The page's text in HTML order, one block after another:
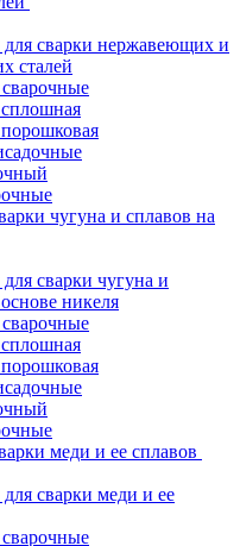
сварки нержавеющих и
сталей
чугуна и сплавов на
сварки чугуна и
никеля
меди и ее сплавов
сварки меди и ее